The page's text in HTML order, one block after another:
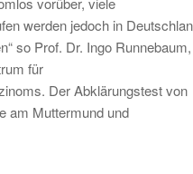
werden jedoch in
so Prof. Dr. Ingo Runnebaum,
für
Der Abklärungstest von
am Muttermund und